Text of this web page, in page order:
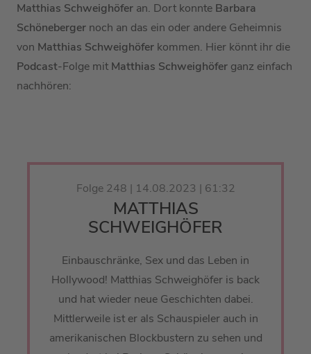
Matthias Schweighöfer an. Dort konnte Barbara
Schöneberger noch an das ein oder andere Geheimnis
von Matthias Schweighöfer kommen. Hier könnt ihr die
Podcast-Folge mit Matthias Schweighöfer ganz einfach
nachhören:
Folge 248 | 14.08.2023 | 61:32
MATTHIAS
SCHWEIGHÖFER
Einbauschränke, Sex und das Leben in
Hollywood! Matthias Schweighöfer is back
und hat wieder neue Geschichten dabei.
Mittlerweile ist er als Schauspieler auch in
amerikanischen Blockbustern zu sehen und